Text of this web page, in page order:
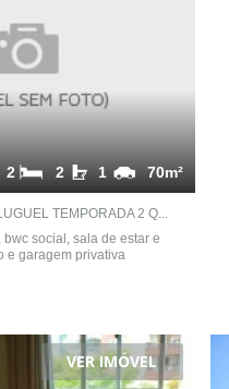
70m²
1
2
2
TEMPORADA 2 Q...
social, sala de estar e
e garagem privativa
VER IMÓVEL